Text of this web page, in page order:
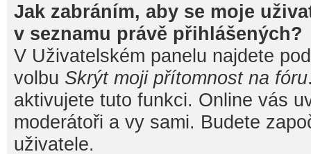
Jak zabráním, aby se moje
v seznamu právě přihlášených?
V Uživatelském panelu najdete
volbu Skrýt moji přítomnost na fóru
aktivujete tuto funkci. Online vás
moderátoři a vy sami. Budete
uživatele.